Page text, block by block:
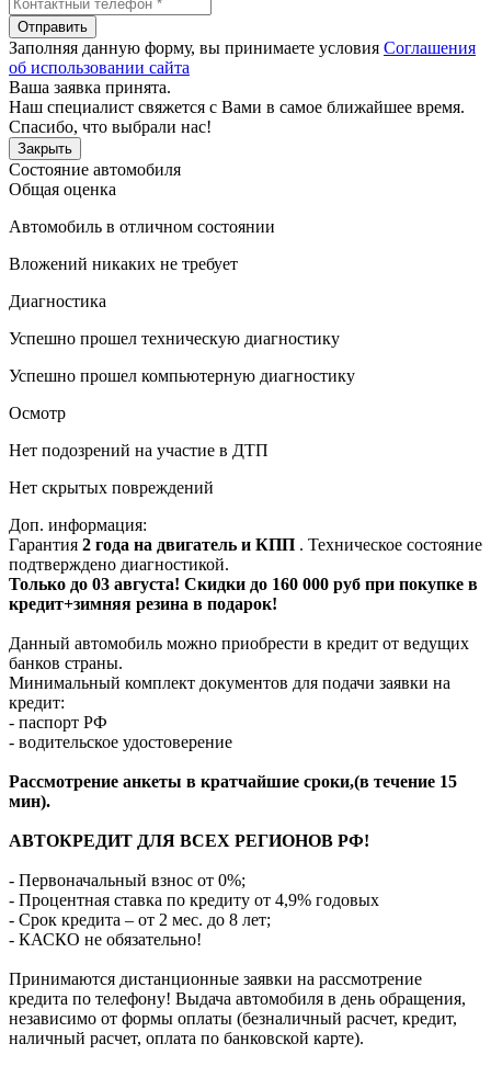
Отправить
Заполняя данную форму, вы принимаете условия Соглашения
об использовании сайта
Ваша заявка принята.
Наш специалист свяжется с Вами в самое ближайшее время.
Спасибо, что выбрали нас!
Закрыть
Состояние автомобиля
Общая оценка
Автомобиль в отличном состоянии
Вложений никаких не требует
Диагностика
Успешно прошел техническую диагностику
Успешно прошел компьютерную диагностику
Осмотр
Нет подозрений на участие в ДТП
Нет скрытых повреждений
Доп. информация:
Гарантия 2 года на двигатель и КПП . Техническое состояние
подтверждено диагностикой.
Только до 03 августа! Скидки до 160 000 руб при покупке в
кредит+зимняя резина в подарок!
Данный автомобиль можно приобрести в кредит от ведущих
банков страны.
Минимальный комплект документов для подачи заявки на
кредит:
- паспорт РФ
- водительское удостоверение
Рассмотрение анкеты в кратчайшие сроки,(в течение 15
мин).
АВТОКРЕДИТ ДЛЯ ВСЕХ РЕГИОНОВ РФ!
- Первоначальный взнос от 0%;
- Процентная ставка по кредиту от 4,9% годовых
- Срок кредита – от 2 мес. до 8 лет;
- КАСКО не обязательно!
Принимаются дистанционные заявки на рассмотрение
кредита по телефону! Выдача автомобиля в день обращения,
независимо от формы оплаты (безналичный расчет, кредит,
наличный расчет, оплата по банковской карте).